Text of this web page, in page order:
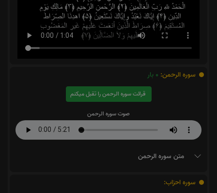
سوره الرحمن: 0 بار
قرائت سوره الرحمن را تقبل میکنم
صوت سوره الرحمن
متن سوره الرحمن
سوره احزاب: